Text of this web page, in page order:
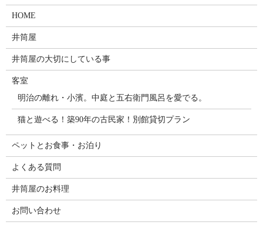
HOME
井筒屋
井筒屋の大切にしている事
客室
明治の離れ・小濱。中庭と五右衛門風呂を愛でる。
猫と遊べる！築90年の古民家！別館貸切プラン
ペットとお食事・お泊り
よくある質問
井筒屋のお料理
お問い合わせ